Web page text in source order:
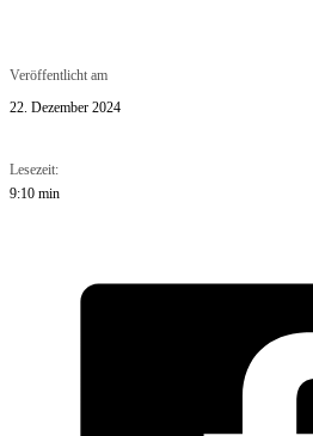
Veröffentlicht am
22. Dezember 2024
Lesezeit:
9:10 min